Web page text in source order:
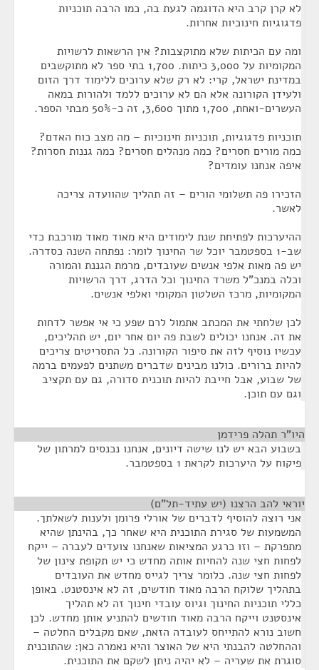
לא קרן קרב היא הדוגמה לגעת בה, כמו הרבה תוכניות
פדגוגיות חינוכיות אחרות.
ומה עם הכיתות שלא מתוקצבות? אין הרשאות לרשויות
המקומיות על 3,000 כיתות. 1,700 בתי ספר לא מתוקשבים
במדינת ישראל, קרי: לא רק שלא ערוכים ללימוד דרך הזום
ולעידן הקורונה אלא הם לא ערוכים ללמד ולהורות במאה
העשרים-ואחת, 1,700 מתוך 3,600, זה כ-50% מבתי הספר.
תוכניות פדגוגיות, תוכניות חינוכיות – מה מצב כוח האדם?
כמה מורים חסרים? כמה מנהלים חסרים? כמה גננות חסרות?
איפה אנחנו עומדים?
הזכירו פה תשלומי הורים – זה תהליך שהוועדה צריכה
לאשר.
ההיערכות לפתיחת שנת לימודים היא מאוד מאוד מורכבת כדי
שב-1 בספטמבר יוכל שר החינוך לומר: נפתחה השנה כסדרה.
יש פה מאות אלפי אנשים שעובדים, מרמת הגננת והמורה
וכלה במנכ"ל משרד החינוך וכל הדרג, דרך הרשויות
המקומיות, מרכז השלטון המקומי ואלפי אנשים.
לכן שלחתי את המכתב אתמול לרם שפע כי אי אפשר לדחות
את זה. אנחנו יכולים לשבת פה יום אחר יום, יש תהליכים,
עכשיו נוסיף לזה את סיפור הקורונה. כל התסריטים צריכים
להיות ברורים. כולנו מבינים שדברים משתנים לפעמים ברמה
של שבוע, אבל חייבת להיות תוכנית סדורה, גם עם תקציב
וגם עם תוכן.
היו"ר תהלה פרידמן
בשבוע הבא יש לנו שישה דיונים, אנחנו נכנסים למרתון של
פיקוח על היערכות לקראת 1 בספטמבר.
יוראי להב הרצנו (יש עתיד-תל"ם)
אני רוצה להוסיף לדברים של אורלי פרומן ולענות לשאלתך.
המשמעות של סגירת התוכנית היא שאחר כך, בהינתן שהיא
מתפרקת – וזו כרגע המציאות שאנחנו צועדים לעברה – ייקח
לפחות חצי שנה להחיות אותה מחדש כי יש תקופת צינון של
לפחות חצי שנה. כלומר צריך לגייס מחדש את העובדים
בתהליך שלוקח הרבה מאוד חודשים, זה לא אינסטנט. באופן
כללי תוכניות החינוך וגיוס עובדי חינוך זה לא תהליך
אינסטנט וייקח הרבה מאוד חודשים להתניע אותן מחדש. לכן
חשוב נורא להתייחס לעובדה הזאת, שאם מקבלים החלטה –
וההחלטה להבנתי היא של האוצר והיא נאמרה כאן: שהתוכנית
סוגרת את שעריה – לא יהיה ניתן לשקם את התוכנית.